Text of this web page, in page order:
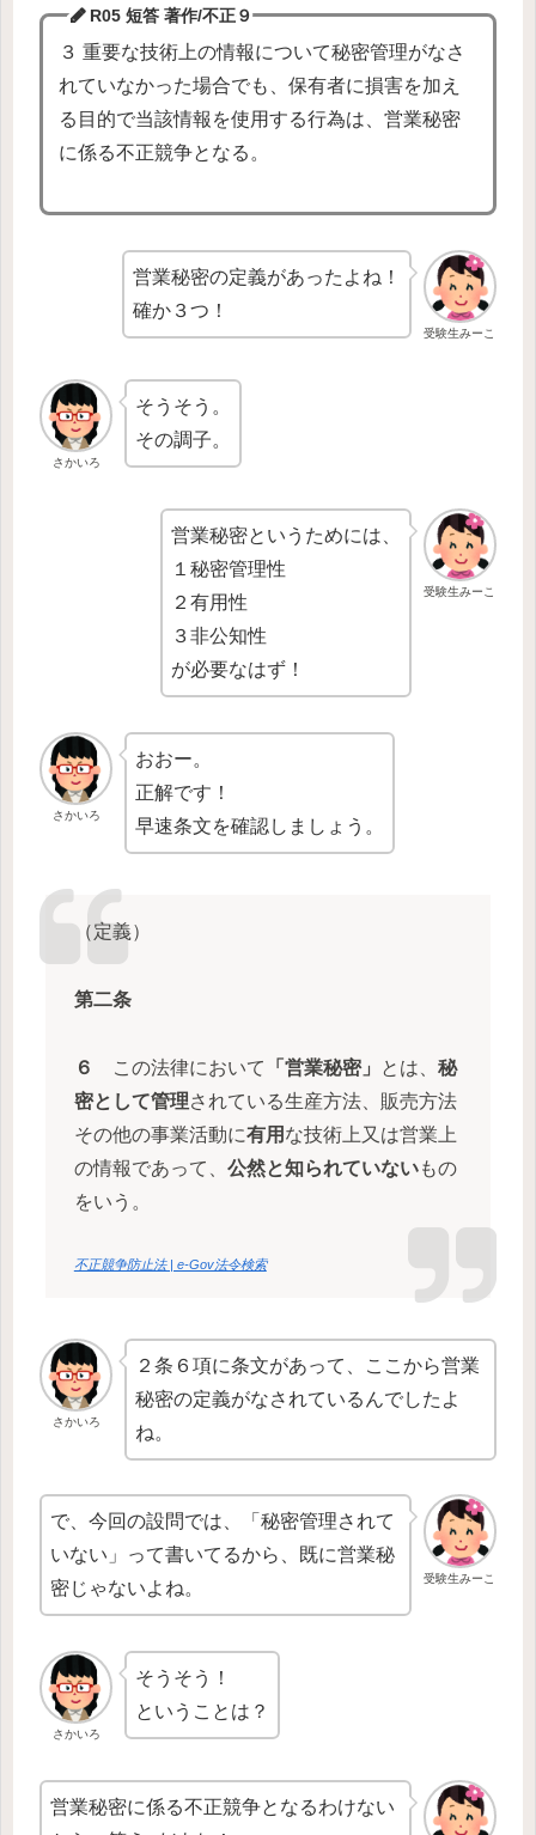
R05 短答 著作/不正９
３ 重要な技術上の情報について秘密管理がなさ
れていなかった場合でも、保有者に損害を加え
る目的で当該情報を使用する行為は、営業秘密
に係る不正競争となる。
受験生みーこ
営業秘密の定義があったよね！
確か３つ！
さかいろ
そうそう。
その調子。
受験生みーこ
営業秘密というためには、
１秘密管理性
２有用性
３非公知性
が必要なはず！
さかいろ
おおー。
正解です！
早速条文を確認しましょう。
（定義）
第二条
６ この法律において 「営業秘密」 とは、 秘
密として管理されている生産方法、販売方法
その他の事業活動に有用 な技術上又は営業上
の情報であって、 公然と知られていないもの
をいう。
不正競争防止法 | e-Gov法令検索
さかいろ
２条６項に条文があって、ここから営業
秘密の定義がなされているんでしたよ
ね。
受験生みーこ
で、今回の設問では、「秘密管理されて
いない」って書いてるから、既に営業秘
密じゃないよね。
さかいろ
そうそう！
ということは？
営業秘密に係る不正競争となるわけない